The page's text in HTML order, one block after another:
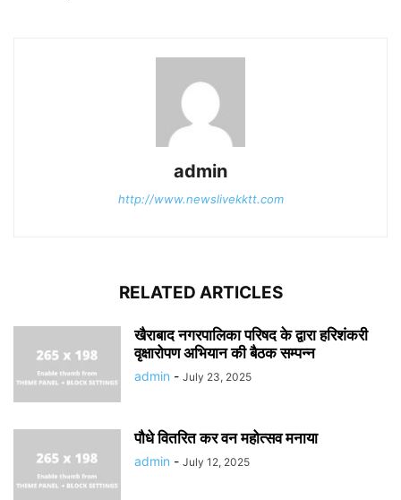
admin
http://www.newslivekktt.com
RELATED ARTICLES
खैराबाद नगरपालिका परिषद के द्वारा हरिशंकरी
वृक्षारोपण अभियान की बैठक सम्पन्न
admin - July 23, 2025
पौधे वितरित कर वन महोत्सव मनाया
admin - July 12, 2025